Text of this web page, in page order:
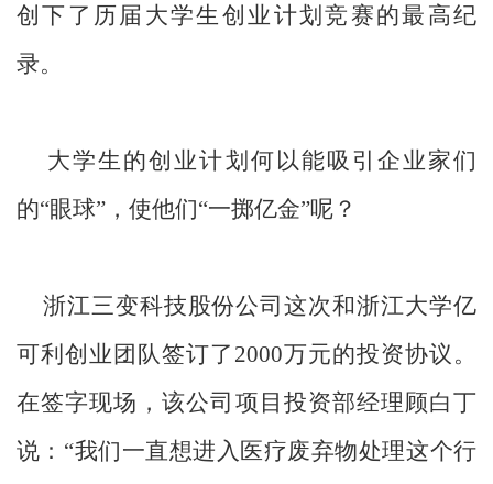
创下了历届大学生创业计划竞赛的最高纪
录。
大学生的创业计划何以能吸引企业家们
的“眼球”，使他们“一掷亿金”呢？
浙江三变科技股份公司这次和浙江大学亿
可利创业团队签订了2000万元的投资协议。
在签字现场，该公司项目投资部经理顾白丁
说：“我们一直想进入医疗废弃物处理这个行